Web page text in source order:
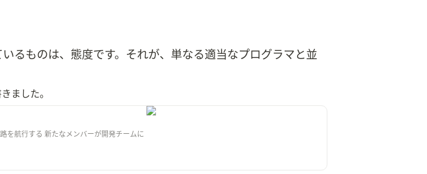
るものは、態度です。それが、単なる適当なプログラマと並
ました。
を航行する 新たなメンバーが開発チームに